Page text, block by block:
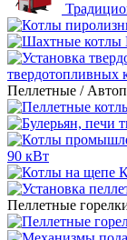
твердотопливных
Пеллетные /
90 кВт
Пеллетные